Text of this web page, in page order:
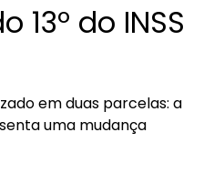
do INSS
em duas parcelas: a
uma mudança